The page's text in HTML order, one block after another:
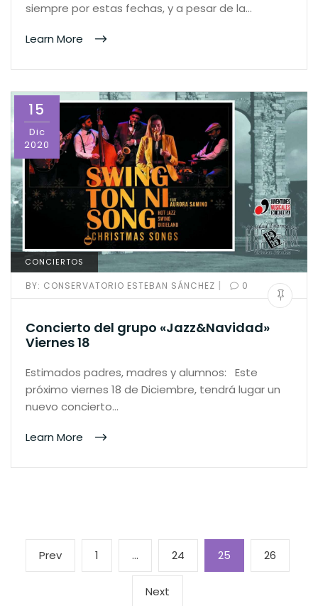
siempre por estas fechas, y a pesar de la…
Learn More
15
Dic
2020
CONCIERTOS
BY: CONSERVATORIO ESTEBAN SÁNCHEZ | 0
Concierto del grupo «Jazz&Navidad»
Viernes 18
Estimados padres, madres y alumnos: Este
próximo viernes 18 de Diciembre, tendrá lugar un
nuevo concierto…
Learn More
Paginación
de
PrevPrevious
page
Page
1 … Page
24 Page
25 Page
26
NextNext